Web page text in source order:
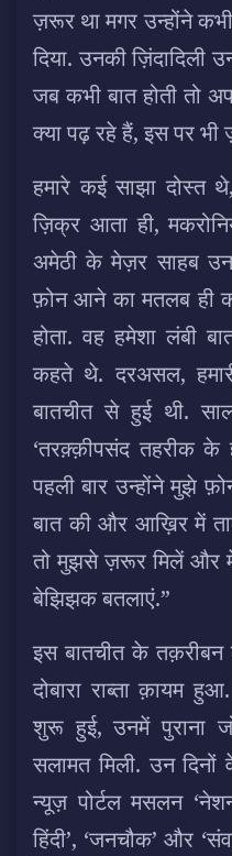
ज़रूर था मगर उन्होंने
दिया. उनकी ज़िंदादिली
जब कभी बात होती तो
क्या पढ़ रहे हैं, इस पर
हमारे कई साझा दोस्त
ज़िक्र आता ही,
अमेठी के मेज़र साहब
फ़ोन आने का मतलब ही
होता. वह हमेशा लंबी
कहते थे. दरअसल,
बातचीत से हुई थी.
‘तरक़्क़ीपसंद तहरीक
पहली बार उन्होंने मुझे
बात की और आख़िर में
तो मुझसे ज़रूर मिलें और
बेझिझक बतलाएं.”
इस बातचीत के तक़रीबन
दोबारा राब्ता क़ायम
शुरू हुई, उनमें पुराना
सलामत मिली. उन
न्यूज़ पोर्टल मसलन
हिंदी’, ‘जनचौक’ और